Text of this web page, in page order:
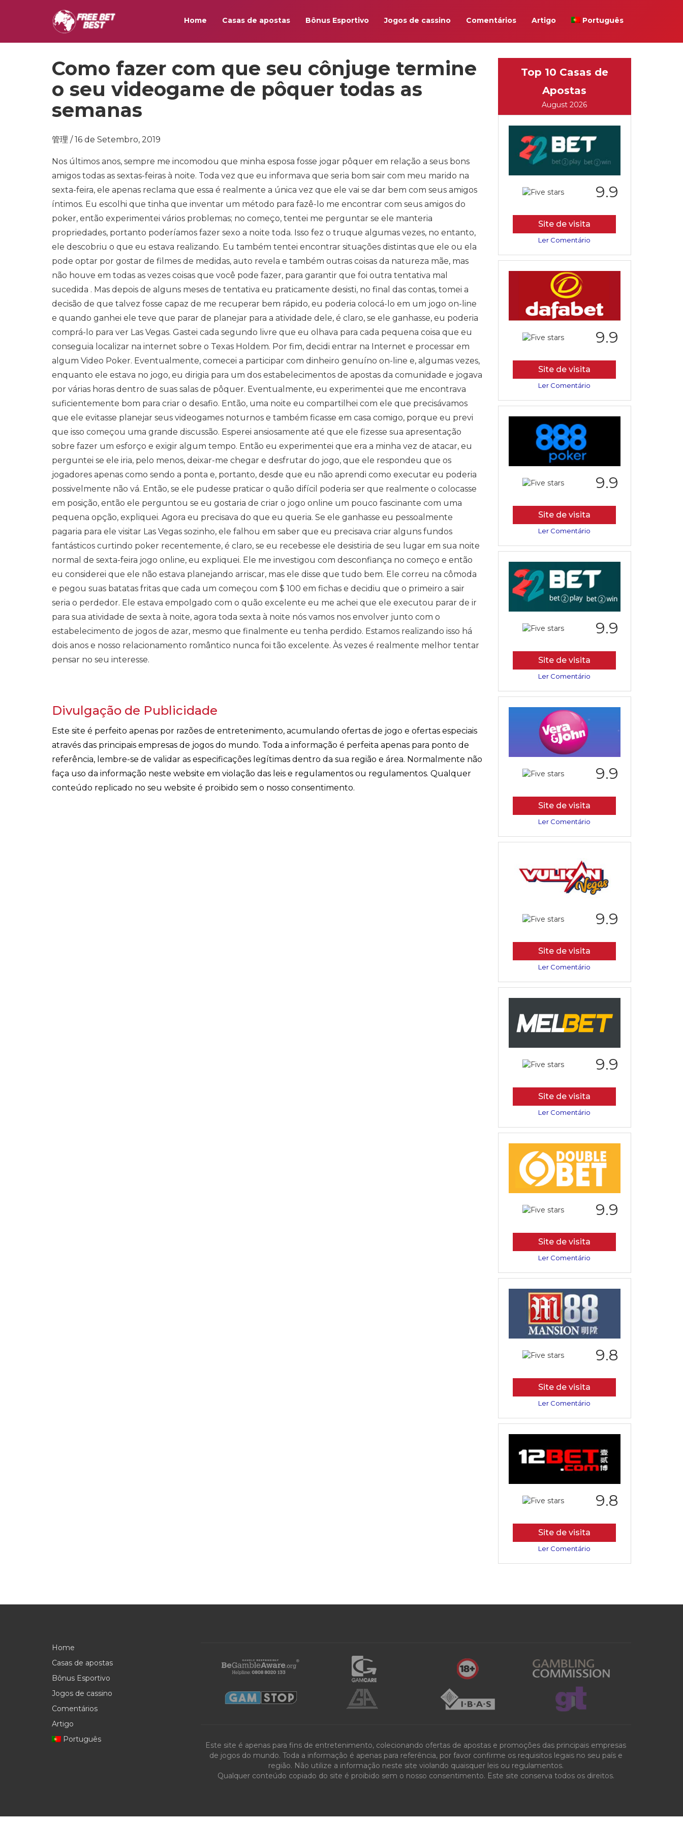
Home Casas de apostas Bônus Esportivo Jogos de cassino Comentários Artigo Português
Como fazer com que seu cônjuge termine
o seu videogame de pôquer todas as
semanas
管理 / 16 de Setembro, 2019
Nos últimos anos, sempre me incomodou que minha esposa fosse jogar pôquer em relação a seus bons
amigos todas as sextas-feiras à noite. Toda vez que eu informava que seria bom sair com meu marido na
sexta-feira, ele apenas reclama que essa é realmente a única vez que ele vai se dar bem com seus amigos
íntimos. Eu escolhi que tinha que inventar um método para fazê-lo me encontrar com seus amigos do
poker, então experimentei vários problemas; no começo, tentei me perguntar se ele manteria
propriedades, portanto poderíamos fazer sexo a noite toda. Isso fez o truque algumas vezes, no entanto,
ele descobriu o que eu estava realizando. Eu também tentei encontrar situações distintas que ele ou ela
pode optar por gostar de filmes de medidas, auto revela e também outras coisas da natureza mãe, mas
não houve em todas as vezes coisas que você pode fazer, para garantir que foi outra tentativa mal
sucedida . Mas depois de alguns meses de tentativa eu ​​praticamente desisti, no final das contas, tomei a
decisão de que talvez fosse capaz de me recuperar bem rápido, eu poderia colocá-lo em um jogo on-line
e quando ganhei ele teve que parar de planejar para a atividade dele, é claro, se ele ganhasse, eu poderia
comprá-lo para ver Las Vegas. Gastei cada segundo livre que eu olhava para cada pequena coisa que eu
conseguia localizar na internet sobre o Texas Holdem. Por fim, decidi entrar na Internet e processar em
algum Video Poker. Eventualmente, comecei a participar com dinheiro genuíno on-line e, algumas vezes,
enquanto ele estava no jogo, eu dirigia para um dos estabelecimentos de apostas da comunidade e jogava
por várias horas dentro de suas salas de pôquer. Eventualmente, eu experimentei que me encontrava
suficientemente bom para criar o desafio. Então, uma noite eu compartilhei com ele que precisávamos
que ele evitasse planejar seus videogames noturnos e também ficasse em casa comigo, porque eu previ
que isso começou uma grande discussão. Esperei ansiosamente até que ele fizesse sua apresentação
sobre fazer um esforço e exigir algum tempo. Então eu experimentei que era a minha vez de atacar, eu
perguntei se ele iria, pelo menos, deixar-me chegar e desfrutar do jogo, que ele respondeu que os
jogadores apenas como sendo a ponta e, portanto, desde que eu não aprendi como executar eu poderia
possivelmente não vá. Então, se ele pudesse praticar o quão difícil poderia ser que realmente o colocasse
em posição, então ele perguntou se eu gostaria de criar o jogo online um pouco fascinante com uma
pequena opção, expliquei. Agora eu precisava do que eu queria. Se ele ganhasse eu pessoalmente
pagaria para ele visitar Las Vegas sozinho, ele falhou em saber que eu precisava criar alguns fundos
fantásticos curtindo poker recentemente, é claro, se eu recebesse ele desistiria de seu lugar em sua noite
normal de sexta-feira jogo online, eu expliquei. Ele me investigou com desconfiança no começo e então
eu considerei que ele não estava planejando arriscar, mas ele disse que tudo bem. Ele correu na cômoda
e pegou suas batatas fritas que cada um começou com $ 100 em fichas e decidiu que o primeiro a sair
seria o perdedor. Ele estava empolgado com o quão excelente eu me achei que ele executou parar de ir
para sua atividade de sexta à noite, agora toda sexta à noite nós vamos nos envolver junto com o
estabelecimento de jogos de azar, mesmo que finalmente eu tenha perdido. Estamos realizando isso há
dois anos e nosso relacionamento romântico nunca foi tão excelente. Às vezes é realmente melhor tentar
pensar no seu interesse.
Divulgação de Publicidade
Este site é perfeito apenas por razões de entretenimento, acumulando ofertas de jogo e ofertas especiais
através das principais empresas de jogos do mundo. Toda a informação é perfeita apenas para ponto de
referência, lembre-se de validar as especificações legítimas dentro da sua região e área. Normalmente não
faça uso da informação neste website em violação das leis e regulamentos ou regulamentos. Qualquer
conteúdo replicado no seu website é proibido sem o nosso consentimento.
Top 10 Casas de
Apostas
August 2026
9.9
Site de visita
Ler Comentário
9.9
Site de visita
Ler Comentário
9.9
Site de visita
Ler Comentário
9.9
Site de visita
Ler Comentário
9.9
Site de visita
Ler Comentário
9.9
Site de visita
Ler Comentário
9.9
Site de visita
Ler Comentário
9.9
Site de visita
Ler Comentário
9.8
Site de visita
Ler Comentário
9.8
Site de visita
Ler Comentário
Home
Casas de apostas
Bônus Esportivo
Jogos de cassino
Comentários
Artigo
Português
Este site é apenas para fins de entretenimento, colecionando ofertas de apostas e promoções das principais empresas
de jogos do mundo. Toda a informação é apenas para referência, por favor confirme os requisitos legais no seu país e
região. Não utilize a informação neste site violando quaisquer leis ou regulamentos.
Qualquer conteúdo copiado do site é proibido sem o nosso consentimento. Este site conserva todos os direitos.